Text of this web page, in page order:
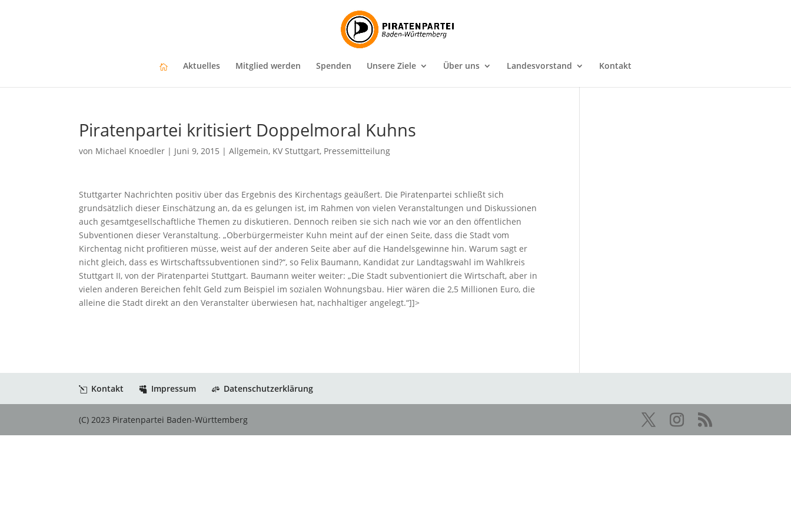
Aktuelles Mitglied werden Spenden Unsere Ziele Über uns Landesvorstand Kontakt
Piratenpartei kritisiert Doppelmoral Kuhns
von Michael Knoedler | Juni 9, 2015 |Allgemein, KV Stuttgart, Pressemitteilung
Stuttgarter Nachrichten positiv über das Ergebnis des Kirchentags geäußert. Die Piratenpartei schließt sich
grundsätzlich dieser Einschätzung an, da es gelungen ist, im Rahmen von vielen Veranstaltungen und Diskussionen
auch gesamtgesellschaftliche Themen zu diskutieren. Dennoch reiben sie sich nach wie vor an den öffentlichen
Subventionen dieser Veranstaltung. „Oberbürgermeister Kuhn meint auf der einen Seite, dass die Stadt vom
Kirchentag nicht profitieren müsse, weist auf der anderen Seite aber auf die Handelsgewinne hin. Warum sagt er
nicht gleich, dass es Wirtschaftssubventionen sind?“, so Felix Baumann, Kandidat zur Landtagswahl im Wahlkreis
Stuttgart II, von der Piratenpartei Stuttgart. Baumann weiter weiter: „Die Stadt subventioniert die Wirtschaft, aber in
vielen anderen Bereichen fehlt Geld zum Beispiel im sozialen Wohnungsbau. Hier wären die 2,5 Millionen Euro, die
alleine die Stadt direkt an den Veranstalter überwiesen hat, nachhaltiger angelegt.“]]>
Kontakt Impressum Datenschutzerklärung
(C) 2023 Piratenpartei Baden-Württemberg